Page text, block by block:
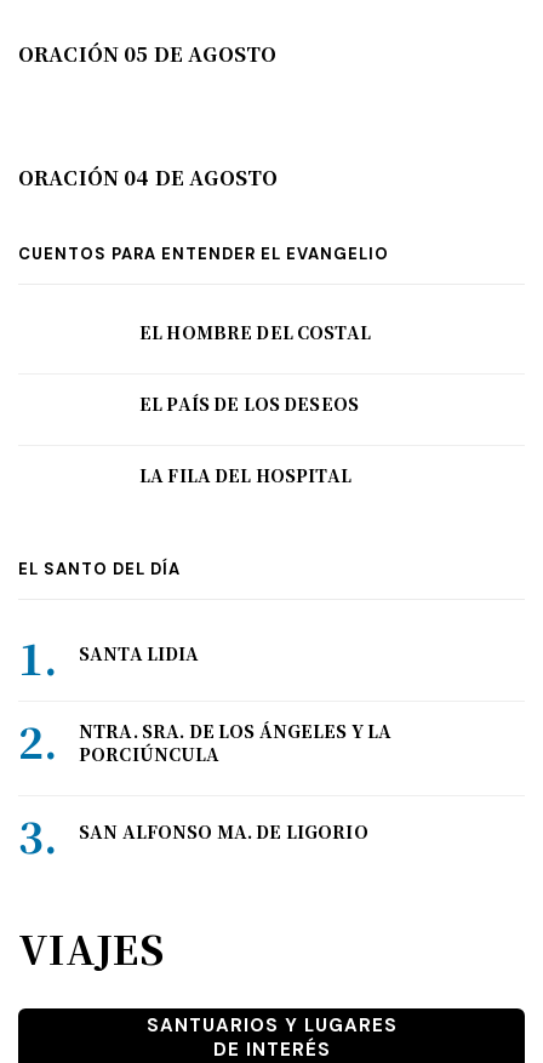
ORACIÓN 05 DE AGOSTO
ORACIÓN 04 DE AGOSTO
CUENTOS PARA ENTENDER EL EVANGELIO
EL HOMBRE DEL COSTAL
EL PAÍS DE LOS DESEOS
LA FILA DEL HOSPITAL
EL SANTO DEL DÍA
SANTA LIDIA
NTRA. SRA. DE LOS ÁNGELES Y LA
PORCIÚNCULA
SAN ALFONSO MA. DE LIGORIO
VIAJES
SANTUARIOS Y LUGARES
DE INTERÉS